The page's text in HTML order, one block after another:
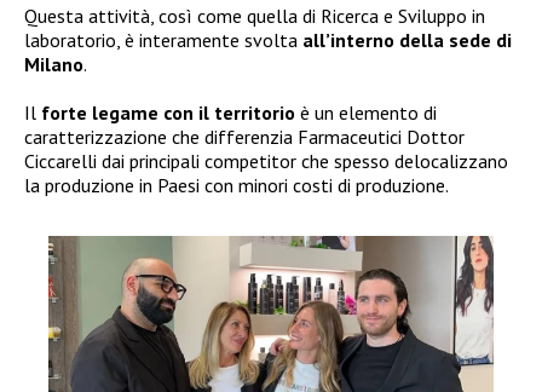
Questa attività, così come quella di Ricerca e Sviluppo in
laboratorio, è interamente svolta all’interno della sede di
Milano.
Il forte legame con il territorio è un elemento di
caratterizzazione che differenzia Farmaceutici Dottor
Ciccarelli dai principali competitor che spesso delocalizzano
la produzione in Paesi con minori costi di produzione.